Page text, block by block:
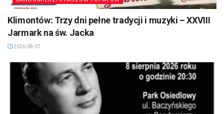
Klimontów: Trzy dni pełne tradycji i muzyki – XXVIII
Jarmark na św. Jacka
2026-08-07